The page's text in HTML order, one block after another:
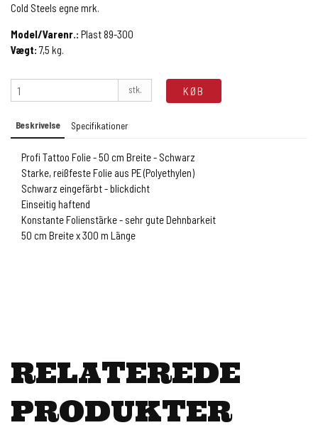
Cold Steels egne mrk.
Model/Varenr.: Plast 89-300
Vægt: 7,5 kg.
stk. KØB
Beskrivelse Specifikationer
Profi Tattoo Folie - 50 cm Breite - Schwarz
Starke, reißfeste Folie aus PE (Polyethylen)
Schwarz eingefärbt - blickdicht
Einseitig haftend
Konstante Folienstärke - sehr gute Dehnbarkeit
50 cm Breite x 300 m Länge
RELATEREDE
PRODUKTER